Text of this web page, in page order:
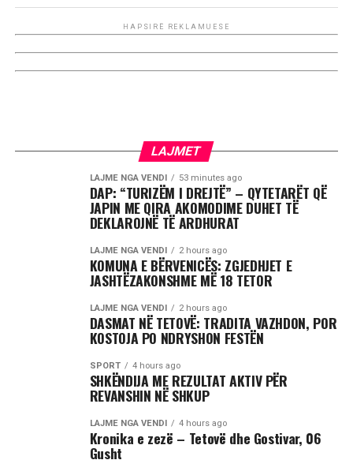
HAPSIRË REKLAMUESE
LAJMET
LAJME NGA VENDI 53 minutes ago
DAP: “TURIZËM I DREJTË” – QYTETARËT QË
JAPIN ME QIRA AKOMODIME DUHET TË
DEKLAROJNË TË ARDHURAT
LAJME NGA VENDI 2 hours ago
KOMUNA E BËRVENICËS: ZGJEDHJET E
JASHTËZAKONSHME MË 18 TETOR
LAJME NGA VENDI 2 hours ago
DASMAT NË TETOVË: TRADITA VAZHDON, POR
KOSTOJA PO NDRYSHON FESTËN
SPORT 4 hours ago
SHKËNDIJA ME REZULTAT AKTIV PËR
REVANSHIN NË SHKUP
LAJME NGA VENDI 4 hours ago
Kronika e zezë – Tetovë dhe Gostivar, 06
Gusht